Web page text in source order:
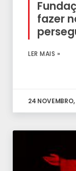
fazer
LER MAIS »
24